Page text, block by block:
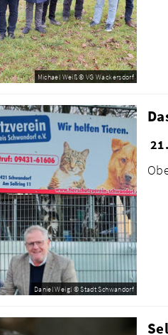
Michael Weiß © VG Wackersdorf
Daniel Weigl © Stadt Schwandorf